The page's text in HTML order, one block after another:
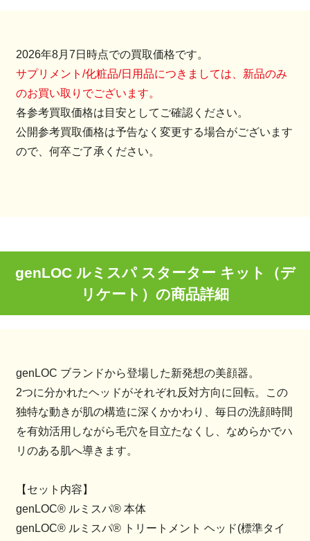
2026年8月7日時点での買取価格です。
サプリメント/化粧品/日用品につきましては、新品のみ
のお買い取りでございます。
各参考買取価格は目安としてご確認ください。
公開参考買取価格は予告なく変更する場合がございます
ので、何卒ご了承ください。
genLOC ルミスパ スターター キット（デ
リケート）の商品詳細
genLOC ブランドから登場した新発想の美顔器。
2つに分かれたヘッドがそれぞれ反対方向に回転。この
独特な動きが肌の構造に深くかかわり、毎日の洗顔時間
を有効活用しながら毛穴を目立たなくし、なめらかでハ
リのある肌へ導きます。
【セット内容】
genLOC® ルミスパ® 本体
genLOC® ルミスパ® トリートメント ヘッド(標準タイ